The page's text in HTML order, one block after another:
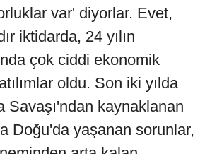
var' diyorlar. Evet,
iktidarda, 24 yılın
çok ciddi ekonomik
oldu. Son iki yılda
Savaşı'ndan kaynaklanan
Doğu'da yaşanan sorunlar,